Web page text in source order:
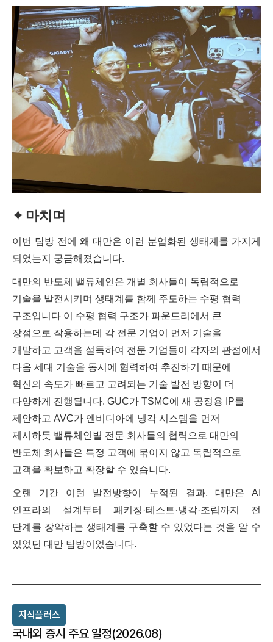
✦ 마치며
이번 탐방 전에 왜 대만은 이런 분업화된 생태계를 가지게
되었는지 궁금해졌습니다.
대만의 반도체 밸류체인은 개별 회사들이 독립적으로
기술을 발전시키며 생태계를 함께 주도하는 수평 협력
구조입니다 이 수평 협력 구조가 파운드리에서 큰
장점으로 작용하는데 각 전문 기업이 먼저 기술을
개발하고 고객을 설득하여 전문 기업들이 각자의 관점에서
다음 세대 기술을 동시에 협력하여 추진하기 때문에
혁신의 속도가 빠르고 고려되는 기술 발전 방향이 더
다양하게 진행됩니다. GUC가 TSMC에 새 공정용 IP를
제안하고 AVC가 엔비디아에 냉각 시스템을 먼저
제시하듯 밸류체인별 전문 회사들의 협력으로 대만의
반도체 회사들은 특정 고객에 묶이지 않고 독립적으로
고객을 확보하고 확장할 수 있습니다.
오랜 기간 이런 발전방향이 누적된 결과, 대만은 AI
인프라의 설계부터 패키징·테스트·냉각·조립까지 전
단계를 장악하는 생태계를 구축할 수 있었다는 것을 알 수
있었던 대만 탐방이었습니다.
지식플러스
국내외 증시 주요 일정(2026.08)